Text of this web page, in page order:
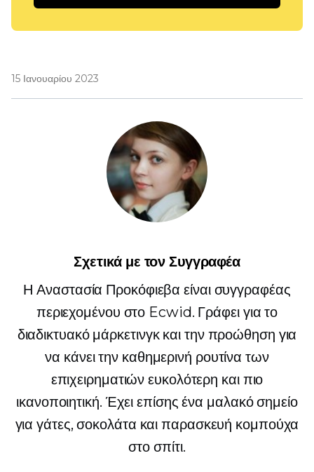
15 Ιανουαρίου 2023
Σχετικά με τον Συγγραφέα
Η Αναστασία Προκόφιεβα είναι συγγραφέας
περιεχομένου στο Ecwid. Γράφει για το
διαδικτυακό μάρκετινγκ και την προώθηση για
να κάνει την καθημερινή ρουτίνα των
επιχειρηματιών ευκολότερη και πιο
ικανοποιητική. Έχει επίσης ένα μαλακό σημείο
για γάτες, σοκολάτα και παρασκευή κομπούχα
στο σπίτι.